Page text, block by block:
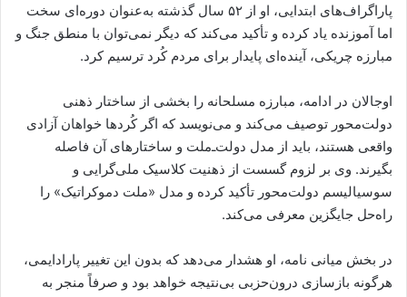
پاراگراف‌های ابتدایی، او از ۵۲ سال گذشته به‌عنوان دوره‌ای سخت
اما آموزنده یاد کرده و تأکید می‌کند که دیگر نمی‌توان با منطق جنگ و
مبارزه چریکی، آینده‌ای پایدار برای مردم کُرد ترسیم کرد.
اوجالان در ادامه، مبارزه مسلحانه را بخشی از ساختار ذهنی
دولت‌محور توصیف می‌کند و می‌نویسد که اگر کُردها خواهان آزادی
واقعی هستند، باید از مدل دولت‌ـ‌ملت و ساختارهای آن فاصله
بگیرند. وی بر لزوم گسست از ذهنیت کلاسیک ملی‌گرایی و
سوسیالیسم دولت‌محور تأکید کرده و مدل «ملت دموکراتیک» را
راه‌حل جایگزین معرفی می‌کند.
در بخش میانی نامه، او هشدار می‌دهد که بدون این تغییر پارادایمی،
هرگونه بازسازی درون‌حزبی بی‌نتیجه خواهد بود و صرفاً منجر به